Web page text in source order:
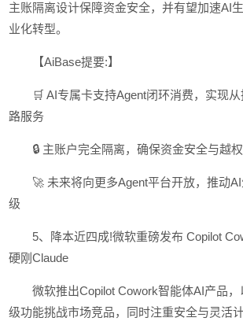
主账隔离设计保障资金安全，并有望加速AI
业化转型。
【AiBase提要:】
🛒 AI专属卡支持Agent闭环消费，实现
路服务
🔒 主账户完全隔离，确保资金安全与越
🚀 未来将向更多Agent平台开放，推动
级
5、降本近四成!微软重磅发布 Copilot
硬刚Claude
微软推出Copilot Cowork智能体AI产品
级功能挑战市场竞品，同时注重安全与灵活计